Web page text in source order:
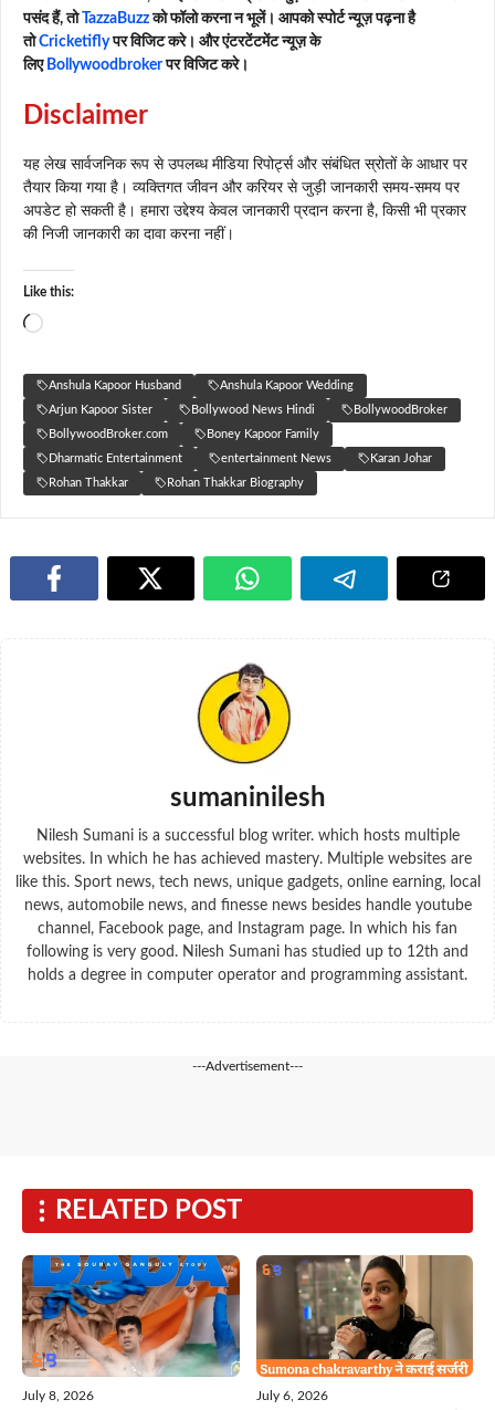
पसंद हैं, तोTazzaBuzzको फॉलो करना न भूलें। आपको स्पोर्ट न्यूज़ पढ़ना है
तोCricketiflyपर विजिट करे। और एंटरटेंटमेंट न्यूज़ के
लिए Bollywoodbrokerपर विजिट करे।
Disclaimer
यह लेख सार्वजनिक रूप से उपलब्ध मीडिया रिपोर्ट्स और संबंधित स्रोतों के आधार पर
तैयार किया गया है। व्यक्तिगत जीवन और करियर से जुड़ी जानकारी समय-समय पर
अपडेट हो सकती है। हमारा उद्देश्य केवल जानकारी प्रदान करना है, किसी भी प्रकार
की निजी जानकारी का दावा करना नहीं।
Like this:
Loading…
Anshula Kapoor Husband
Anshula Kapoor Wedding
Arjun Kapoor Sister
Bollywood News Hindi
BollywoodBroker
BollywoodBroker.com
Boney Kapoor Family
Dharmatic Entertainment
entertainment News
Karan Johar
Rohan Thakkar
Rohan Thakkar Biography
sumaninilesh
Nilesh Sumani is a successful blog writer. which hosts multiple
websites. In which he has achieved mastery. Multiple websites are
like this. Sport news, tech news, unique gadgets, online earning, local
news, automobile news, and finesse news besides handle youtube
channel, Facebook page, and Instagram page. In which his fan
following is very good. Nilesh Sumani has studied up to 12th and
holds a degree in computer operator and programming assistant.
---Advertisement---
RELATED POST
July 8, 2026 July 6, 2026